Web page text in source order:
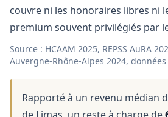
couvre ni les honoraires libres ni
premium souvent privilégiés par
Source : HCAAM 2025, REPSS AuRA
Auvergne-Rhône-Alpes 2024, données
Rapporté à un revenu médian